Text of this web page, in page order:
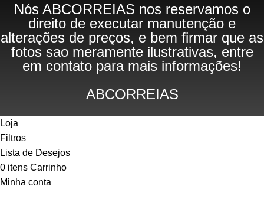
Nós ABCORREIAS nos reservamos o
direito de executar manutenção e
alterações de preços, e bem firmar que as
fotos sao meramente ilustrativas, entre
em contato para mais informações!
ABCORREIAS
Loja
Filtros
Lista de Desejos
0 itens Carrinho
Minha conta